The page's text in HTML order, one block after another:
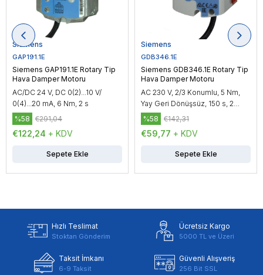
Siemens
GAP191.1E
Siemens GAP191.1E Rotary Tip
Hava Damper Motoru
AC/DC 24 V, DC 0(2)...10 V/
0(4)...20 mA, 6 Nm, 2 s
€122,24 + KDV
%58 €291,04
Sepete Ekle
Siemens
GDB346.1E
Siemens GDB346.1E Rotary Tip
Hava Damper Motoru
AC 230 V, 2/3 Konumlu, 5 Nm,
Yay Geri Dönüşsüz, 150 s, 2
Yardımcı Kontak
€59,77 + KDV
%58 €142,31
Sepete Ekle
Hızlı Teslimat
Stoktan Gönderim
Ücretsiz Kargo
5000 TL ve Üzeri
Taksit İmkanı
6-9 Taksit
Güvenli Alışveriş
256 Bit SSL